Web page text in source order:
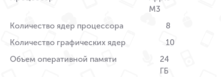
M3
Количество ядер процессора
8
Количество графических ядер
10
Объем оперативной памяти
24
ГБ